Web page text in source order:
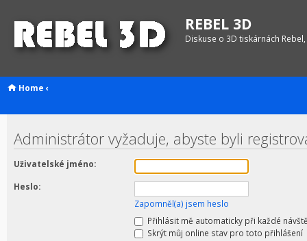
REBEL 3D
Diskuse o 3D tiskárnách
Home ‹
Administrátor vyžaduje, abyste byli
Uživatelské jméno:
Heslo:
Zapomněl(a) jsem heslo
Přihlásit mě automaticky při každé
Skrýt můj online stav pro toto přihlášení